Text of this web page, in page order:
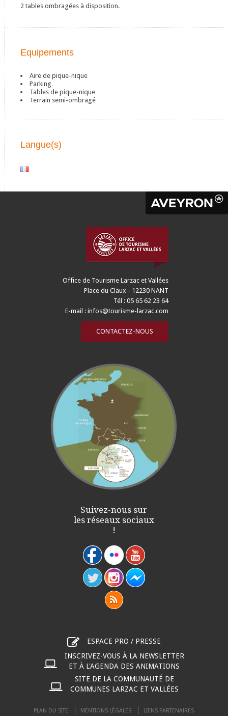
2 tables ombragées à disposition.
Equipements
Aire de pique-nique
Parking
Tables de pique-nique
Terrain semi-ombragé
Langue(s)
Office de Tourisme Larzac et Vallées
Place du Claux - 12230 NANT
Tél : 05 65 62 23 64
E-mail :infos@tourisme-larzac.com
CONTACTEZ-NOUS
Suivez-nous sur
les réseaux sociaux
!
ESPACE PRO / PRESSE
INSCRIVEZ-VOUS À LA NEWSLETTER
ET À L'AGENDA DES ANIMATIONS
SITE DE LA COMMUNAUTÉ DE
COMMUNES LARZAC ET VALLÉES
PLAN DU SITE MENTIONS LÉGALES LIENS PARTENAIRES